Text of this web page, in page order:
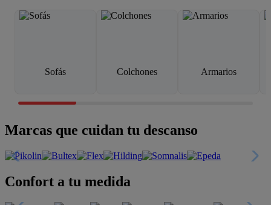
Sofás Colchones Armarios
Marcas que cuidan tu descanso
Confort a tu medida